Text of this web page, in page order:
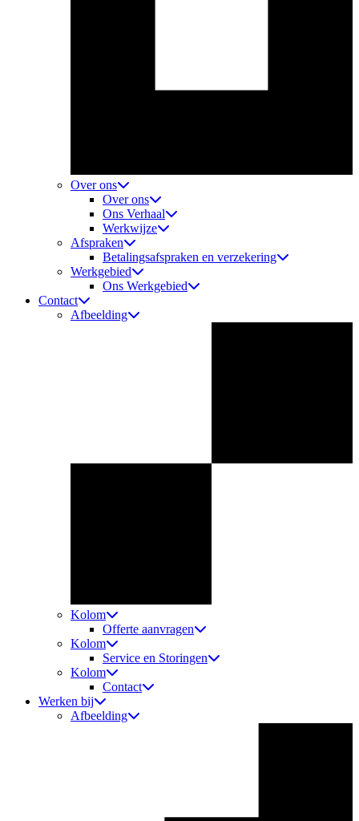
Over ons
Over ons
Ons Verhaal
Werkwijze
Afspraken
Betalingsafspraken en verzekering
Werkgebied
Ons Werkgebied
Contact
Afbeelding
Kolom
Offerte aanvragen
Kolom
Service en Storingen
Kolom
Contact
Werken bij
Afbeelding